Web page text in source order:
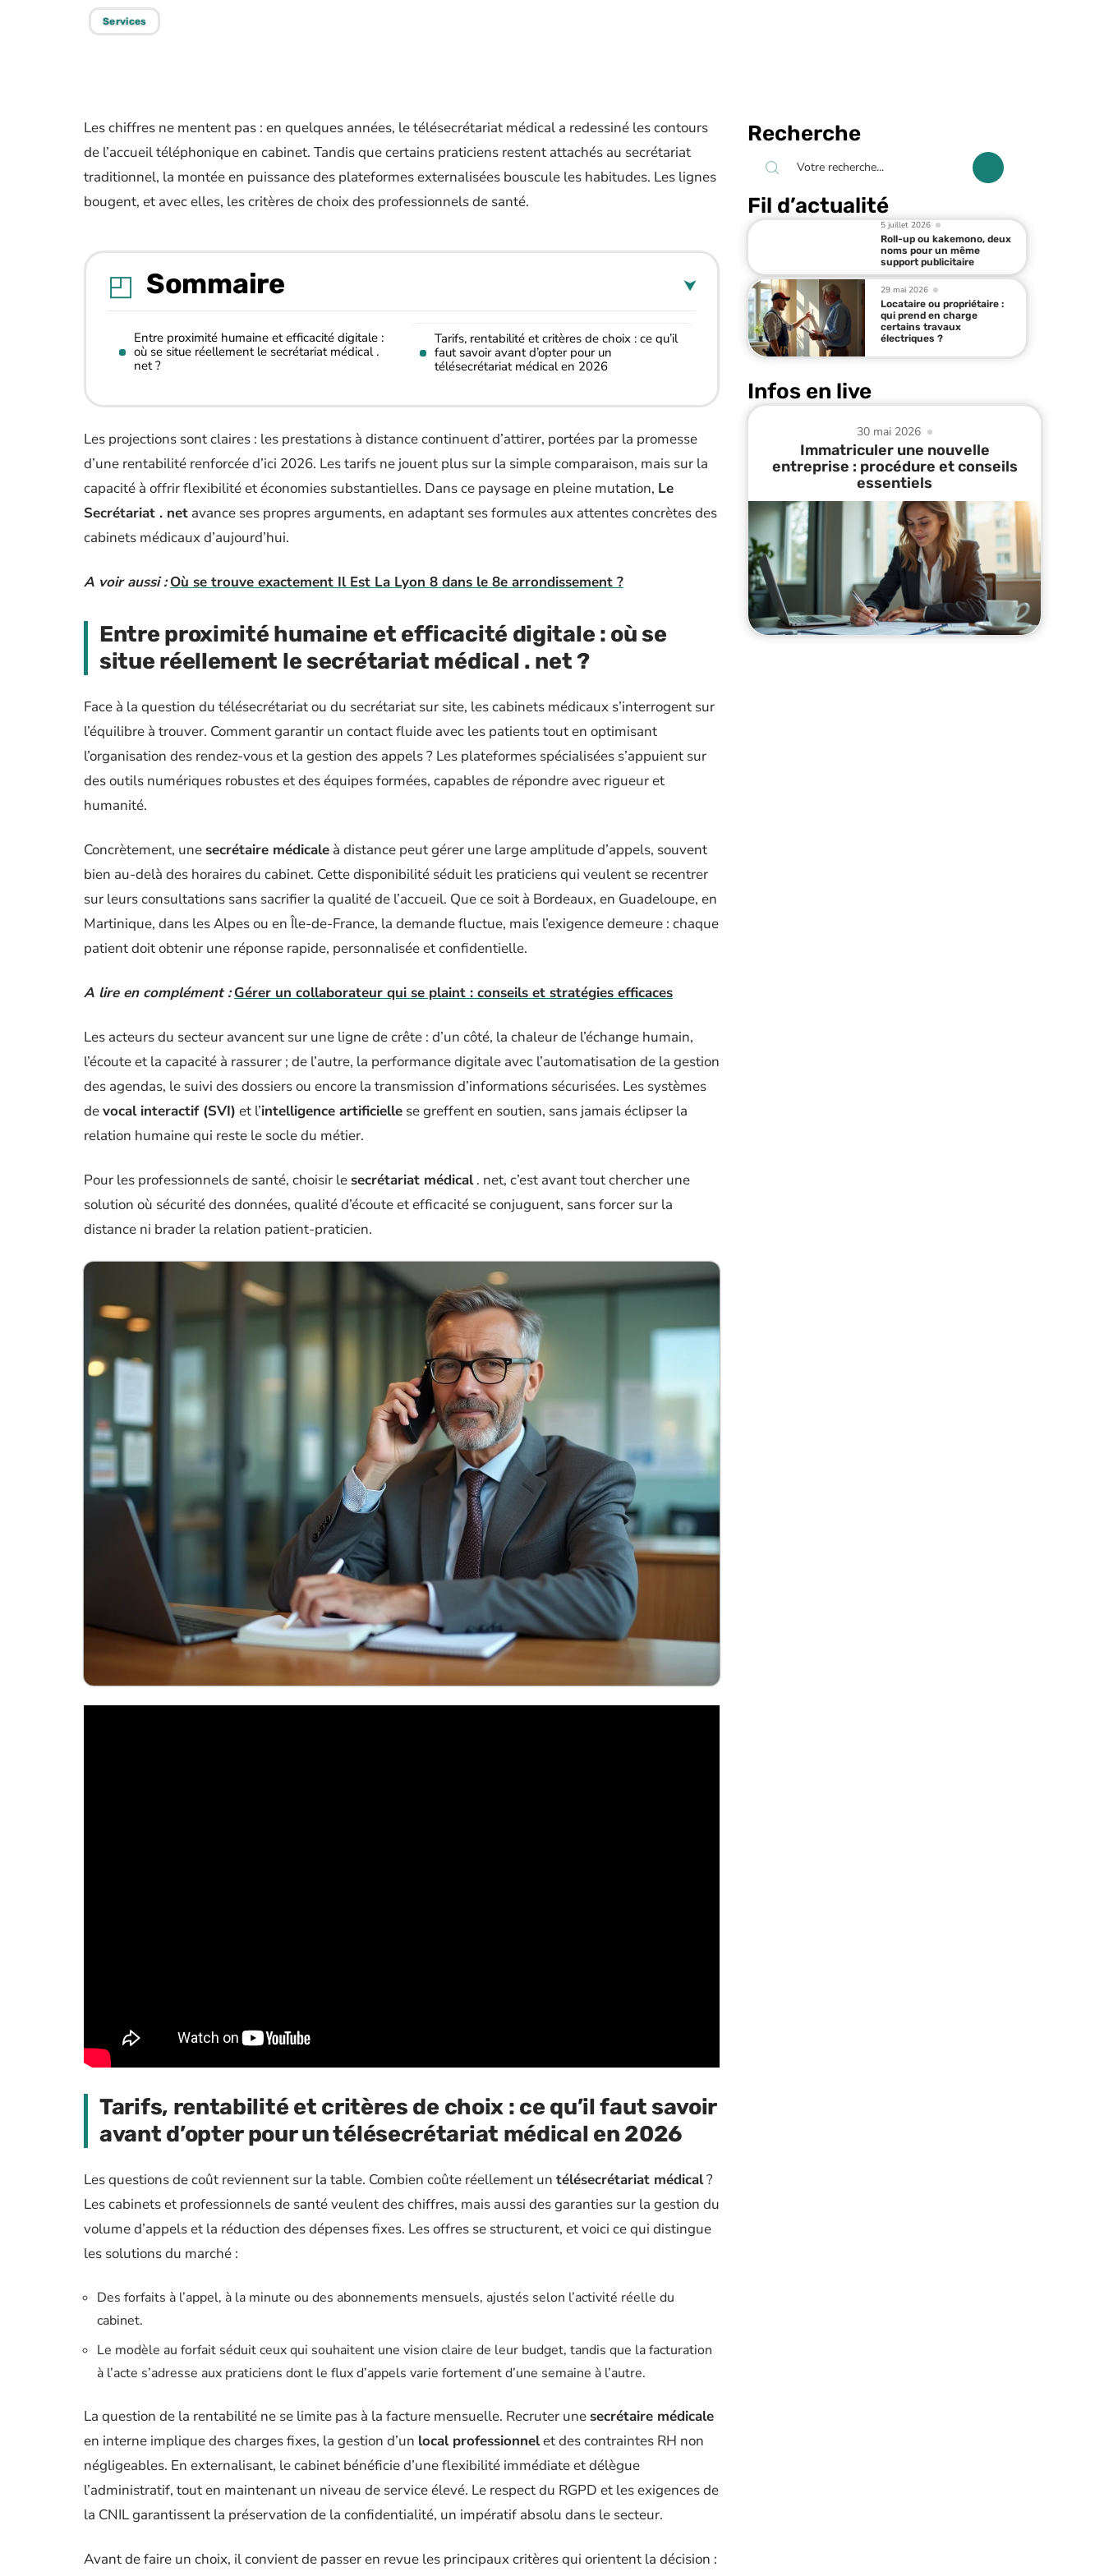
Services
Les chiffres ne mentent pas : en quelques années, le télésecrétariat médical a redessiné les contours
de l’accueil téléphonique en cabinet. Tandis que certains praticiens restent attachés au secrétariat
traditionnel, la montée en puissance des plateformes externalisées bouscule les habitudes. Les lignes
bougent, et avec elles, les critères de choix des professionnels de santé.
Sommaire
Entre proximité humaine et efficacité digitale :
où se situe réellement le secrétariat médical .
net ?
Tarifs, rentabilité et critères de choix : ce qu’il
faut savoir avant d’opter pour un
télésecrétariat médical en 2026
Les projections sont claires : les prestations à distance continuent d’attirer, portées par la promesse
d’une rentabilité renforcée d’ici 2026. Les tarifs ne jouent plus sur la simple comparaison, mais sur la
capacité à offrir flexibilité et économies substantielles. Dans ce paysage en pleine mutation, Le
Secrétariat . net avance ses propres arguments, en adaptant ses formules aux attentes concrètes des
cabinets médicaux d’aujourd’hui.
A voir aussi : Où se trouve exactement Il Est La Lyon 8 dans le 8e arrondissement ?
Entre proximité humaine et efficacité digitale : où se
situe réellement le secrétariat médical . net ?
Face à la question du télésecrétariat ou du secrétariat sur site, les cabinets médicaux s’interrogent sur
l’équilibre à trouver. Comment garantir un contact fluide avec les patients tout en optimisant
l’organisation des rendez-vous et la gestion des appels ? Les plateformes spécialisées s’appuient sur
des outils numériques robustes et des équipes formées, capables de répondre avec rigueur et
humanité.
Concrètement, une secrétaire médicale à distance peut gérer une large amplitude d’appels, souvent
bien au-delà des horaires du cabinet. Cette disponibilité séduit les praticiens qui veulent se recentrer
sur leurs consultations sans sacrifier la qualité de l’accueil. Que ce soit à Bordeaux, en Guadeloupe, en
Martinique, dans les Alpes ou en Île-de-France, la demande fluctue, mais l’exigence demeure : chaque
patient doit obtenir une réponse rapide, personnalisée et confidentielle.
A lire en complément : Gérer un collaborateur qui se plaint : conseils et stratégies efficaces
Les acteurs du secteur avancent sur une ligne de crête : d’un côté, la chaleur de l’échange humain,
l’écoute et la capacité à rassurer ; de l’autre, la performance digitale avec l’automatisation de la gestion
des agendas, le suivi des dossiers ou encore la transmission d’informations sécurisées. Les systèmes
devocal interactif (SVI) et l’intelligence artificielle se greffent en soutien, sans jamais éclipser la
relation humaine qui reste le socle du métier.
Pour les professionnels de santé, choisir le secrétariat médical. net, c’est avant tout chercher une
solution où sécurité des données, qualité d’écoute et efficacité se conjuguent, sans forcer sur la
distance ni brader la relation patient-praticien.
Tarifs, rentabilité et critères de choix : ce qu’il faut savoir
avant d’opter pour un télésecrétariat médical en 2026
Les questions de coût reviennent sur la table. Combien coûte réellement un télésecrétariat médical?
Les cabinets et professionnels de santé veulent des chiffres, mais aussi des garanties sur la gestion du
volume d’appels et la réduction des dépenses fixes. Les offres se structurent, et voici ce qui distingue
les solutions du marché :
Des forfaits à l’appel, à la minute ou des abonnements mensuels, ajustés selon l’activité réelle du
cabinet.
Le modèle au forfait séduit ceux qui souhaitent une vision claire de leur budget, tandis que la facturation
à l’acte s’adresse aux praticiens dont le flux d’appels varie fortement d’une semaine à l’autre.
La question de la rentabilité ne se limite pas à la facture mensuelle. Recruter une secrétaire médicale
en interne implique des charges fixes, la gestion d’un local professionnelet des contraintes RH non
négligeables. En externalisant, le cabinet bénéficie d’une flexibilité immédiate et délègue
l’administratif, tout en maintenant un niveau de service élevé. Le respect du RGPD et les exigences de
la CNIL garantissent la préservation de la confidentialité, un impératif absolu dans le secteur.
Avant de faire un choix, il convient de passer en revue les principaux critères qui orientent la décision :
Recherche
Fil d’actualité
5 juillet 2026
Roll-up ou kakemono, deux
noms pour un même
support publicitaire
29 mai 2026
Locataire ou propriétaire :
qui prend en charge
certains travaux
électriques ?
Infos en live
30 mai 2026
Immatriculer une nouvelle
entreprise : procédure et conseils
essentiels